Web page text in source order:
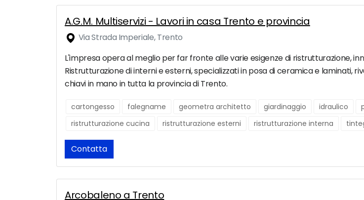
A.G.M. Multiservizi - Lavori in casa Trento e provincia
Via Strada Imperiale, Trento
L'impresa opera al meglio per far fronte alle varie esigenze di ristrutturazione,
Ristrutturazione di interni e esterni, specializzati in posa di ceramica e laminati,
chiavi in mano in tutta la provincia di Trento.
cartongesso falegname geometra architetto giardinaggio idraulico
ristrutturazione cucina
ristrutturazione esterni ristrutturazione interna
Contatta
Arcobaleno a Trento